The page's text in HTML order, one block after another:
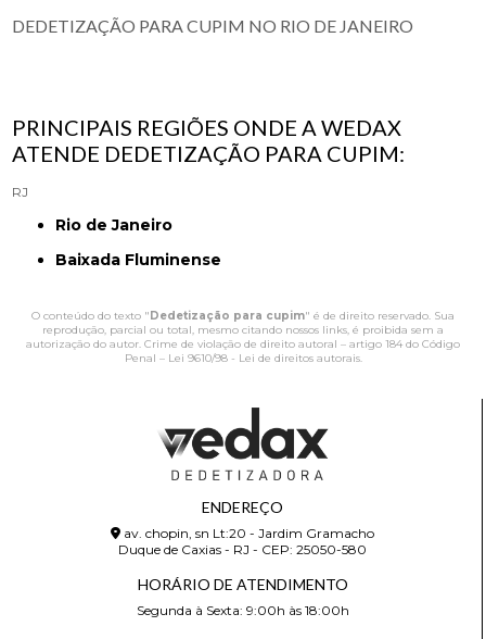
DEDETIZAÇÃO PARA CUPIM NO RIO DE JANEIRO
PRINCIPAIS REGIÕES ONDE A WEDAX
ATENDE DEDETIZAÇÃO PARA CUPIM:
RJ
Rio de Janeiro
Baixada Fluminense
O conteúdo do texto "Dedetização para cupim" é de direito reservado. Sua
reprodução, parcial ou total, mesmo citando nossos links, é proibida sem a
autorização do autor. Crime de violação de direito autoral – artigo 184 do Código
Penal – Lei 9610/98 - Lei de direitos autorais.
ENDEREÇO
av. chopin, sn Lt:20 - Jardim Gramacho
Duque de Caxias - RJ - CEP: 25050-580
HORÁRIO DE ATENDIMENTO
Segunda à Sexta: 9:00h às 18:00h